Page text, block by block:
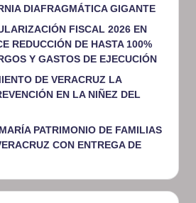
DIAFRAGMÁTICA GIGANTE
FISCAL 2026 EN
REDUCCIÓN DE HASTA 100%
Y GASTOS DE EJECUCIÓN
DE VERACRUZ LA
EN LA NIÑEZ DEL
PATRIMONIO DE FAMILIAS
CON ENTREGA DE